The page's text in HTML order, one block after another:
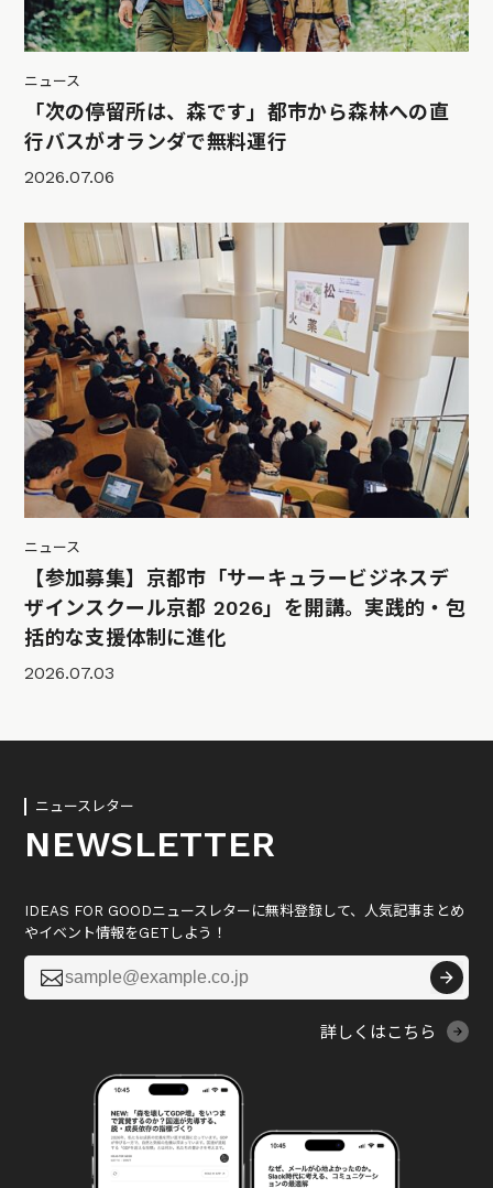
ニュース
「次の停留所は、森です」都市から森林への直
行バスがオランダで無料運行
2026.07.06
ニュース
【参加募集】京都市「サーキュラービジネスデ
ザインスクール京都 2026」を開講。実践的・包
括的な支援体制に進化
2026.07.03
ニュースレター
NEWSLETTER
IDEAS FOR GOODニュースレターに無料登録して、人気記事まとめ
やイベント情報をGETしよう！

詳しくはこちら